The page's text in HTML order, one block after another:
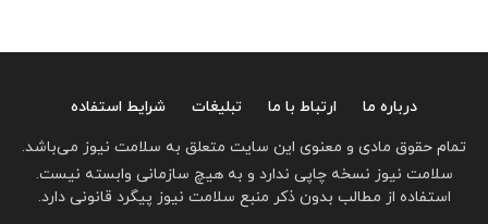
درباره ما ارتباط با ما تبلیغات
شرایط استفاده
تمام حقوق مادی و معنوی این سایت متعلق به سلامت نیوز می‌باشد.
سلامت نیوز نسخه چاپی ندارد و به هیچ سازمانی وابسته نیست.
استفاده از مطالب بدون ذکر منبع سلامت نیوز پیگرد قانونی دارد.